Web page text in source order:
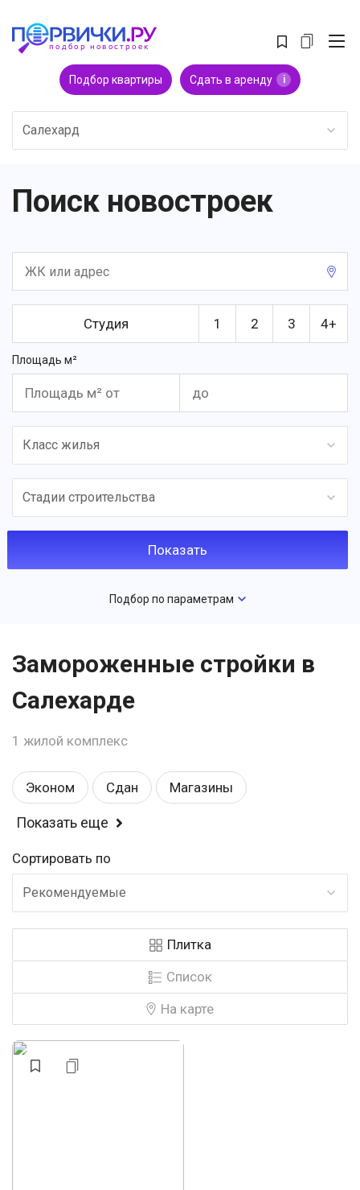
Подбор квартиры Сдать в аренду i
Салехард
Поиск новостроек
Студия 1 2 3 4+
Площадь м²
Класс жилья
Стадии строительства
Подбор по параметрам
Замороженные стройки в
Салехарде
1 жилой комплекс
Эконом Сдан Магазины
Балкон или лоджия
Детские площадки Детский садик
У воды Школа Строится Комфорт
Закрытая территория
Строится, есть сданные Рядом с парком
Свободная планировка
Показать еще
Сортировать по
Рекомендуемые
Плитка
Список
На карте